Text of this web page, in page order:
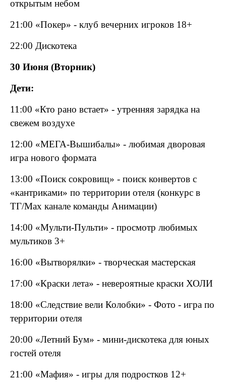
открытым небом
21:00 «Покер» - клуб вечерних игроков 18+
22:00 Дискотека
30 Июня (Вторник)
Дети:
11:00 «Кто рано встает» - утренняя зарядка на
свежем воздухе
12:00 «МЕГА-Вышибалы» - любимая дворовая
игра нового формата
13:00 «Поиск сокровищ» - поиск конвертов с
«кантриками» по территории отеля (конкурс в
ТГ/Max канале команды Анимации)
14:00 «Мульти-Пульти» - просмотр любимых
мультиков 3+
16:00 «Вытворялки» - творческая мастерская
17:00 «Краски лета» - невероятные краски ХОЛИ
18:00 «Следствие вели Колобки» - Фото - игра по
территории отеля
20:00 «Летний Бум» - мини-дискотека для юных
гостей отеля
21:00 «Мафия» - игры для подростков 12+